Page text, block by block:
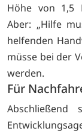
Höhe von 1,5
Aber: „Hilfe
helfenden
müsse bei der
werden.
Für
Abschließend